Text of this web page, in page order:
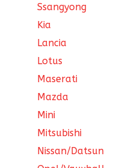
Ssangyong
Kia
Lancia
Lotus
Maserati
Mazda
Mini
Mitsubishi
Nissan/Datsun